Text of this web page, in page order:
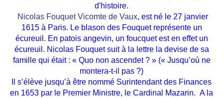
d'histoire.
Nicolas Fouquet Vicomte de Vaux, est né le 27 janvier
1615 à Paris. Le blason des Fouquet représente un
écureuil. En patois angevin, un foucquet est en effet un
écureuil. Nicolas Fouquet suit à la lettre la devise de sa
famille qui était : « Quo non ascendet ? » (« Jusqu’où ne
montera-t-il pas ?)
Il s’élève jusqu’à être nommé Surintendant des Finances
en 1653 par le Premier Ministre, le Cardinal Mazarin. A la